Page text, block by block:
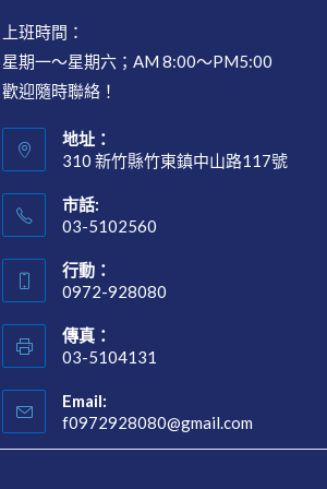
上班時間：
星期一～星期六；AM 8:00～PM5:00
歡迎隨時聯絡！
地址：
310 新竹縣竹東鎮中山路117號
市話:
03-5102560
in
your
application
行動：
0972-928080
in
your
application
傳真：
03-5104131
Email:
f0972928080@gmail.com